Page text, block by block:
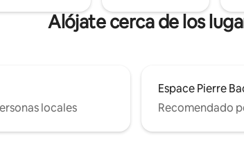
Alójate cerca de los
locales
Espace Pierre
Recomendado